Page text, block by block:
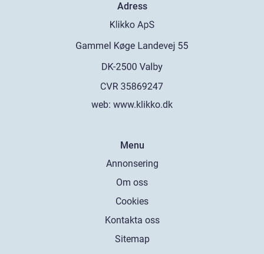
Adress
web: www.klikko.dk
Menu
Annonsering
Om oss
Cookies
Kontakta oss
Sitemap